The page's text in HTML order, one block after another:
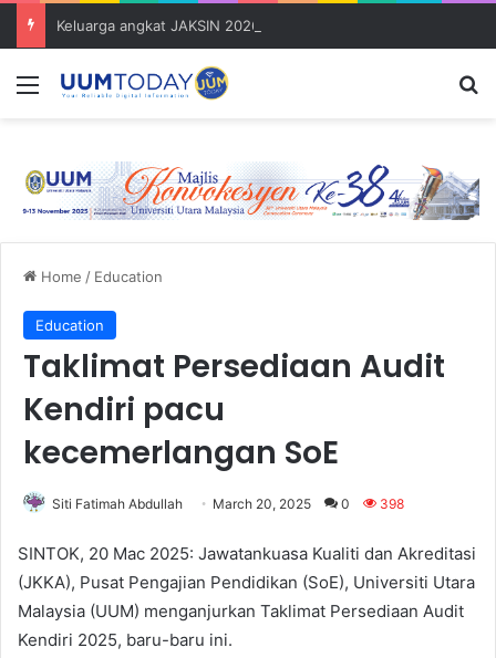
Menu
Home / Education
Education
Taklimat Persediaan Audit
Kendiri pacu
kecemerlangan SoE
Siti Fatimah Abdullah March 20, 2025 0 398
SINTOK, 20 Mac 2025: Jawatankuasa Kualiti dan Akreditasi
(JKKA), Pusat Pengajian Pendidikan (SoE), Universiti Utara
Malaysia (UUM) menganjurkan Taklimat Persediaan Audit
Kendiri 2025, baru-baru ini.